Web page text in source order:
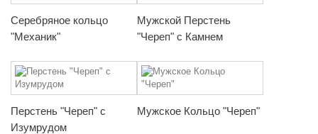
Серебряное кольцо
"Механик"
Мужской Перстень
"Череп" с Камнем
Перстень "Череп" с
Изумрудом
Мужское Кольцо "Череп"